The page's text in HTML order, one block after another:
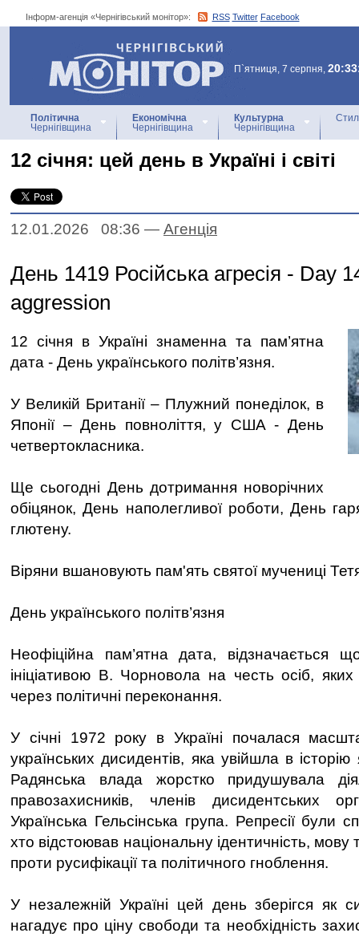
Інформ-агенція «Чернігівський монітор»: RSS Twitter Facebook
Інформ-агенція
«Чернігівський монітор»
П`ятниця, 7 серпня,
Політична
Чернігівщина
Економічна
Чернігівщина
Культурна
Чернігівщина
12 січня: цей день в Україні і світі
12.01.2026 08:36 — Агенцiя
День 1419 Російська агресія - Day
aggression
12 січня в Україні знаменна та пам’ятна
дата - День українського політв’язня.
У Великій Британії – Плужний понеділок, в
Японії – День повноліття, у США - День
четвертокласника.
Ще сьогодні День дотримання новорічних
обіцянок, День наполегливої роботи, День
глютену.
Віряни вшановують пам'ять святої мучениці
День українського політв’язня
Неофіційна пам’ятна дата, відзначається
ініціативою В. Чорновола на честь осіб,
через політичні переконання.
У січні 1972 року в Україні почалася
українських дисидентів, яка увійшла в
Радянська влада жорстко придушувала
правозахисників, членів дисидентських
Українська Гельсінська група. Репресії були
хто відстоював національну ідентичність, мову
проти русифікації та політичного гноблення.
У незалежній Україні цей день зберігся як
нагадує про ціну свободи та необхідність